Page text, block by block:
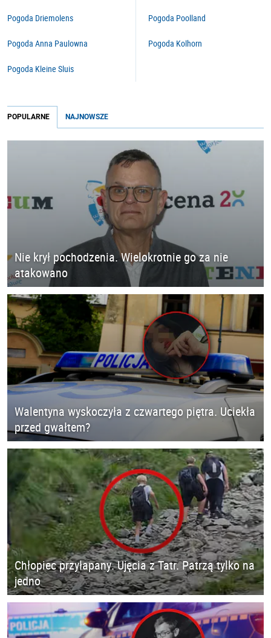
Pogoda Driemolens
Pogoda Anna Paulowna
Pogoda Kleine Sluis
Pogoda Poolland
Pogoda Kolhorn
POPULARNE NAJNOWSZE
Nie krył pochodzenia. Wielokrotnie go za nie
atakowano
Walentyna wyskoczyła z czwartego piętra. Uciekła
przed gwałtem?
Chłopiec przyłapany. Ujęcia z Tatr. Patrzą tylko na
jedno